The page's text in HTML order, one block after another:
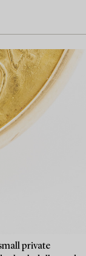
private